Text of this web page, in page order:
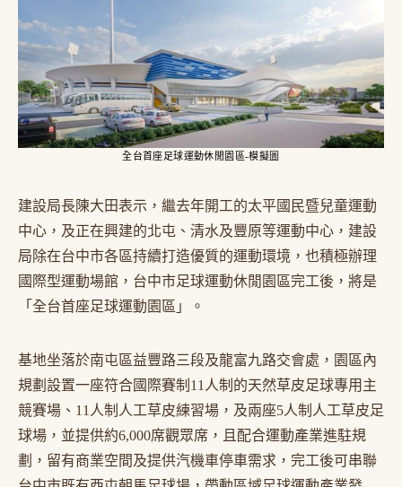
全台首座足球運動休閒園區-模擬圖
建設局長陳大田表示，繼去年開工的太平國民暨兒童運動
中心，及正在興建的北屯、清水及豐原等運動中心，建設
局除在台中市各區持續打造優質的運動環境，也積極辦理
國際型運動場館，台中市足球運動休閒園區完工後，將是
「全台首座足球運動園區」。
基地坐落於南屯區益豐路三段及龍富九路交會處，園區內
規劃設置一座符合國際賽制11人制的天然草皮足球專用主
競賽場、11人制人工草皮練習場，及兩座5人制人工草皮足
球場，並提供約6,000席觀眾席，且配合運動產業進駐規
劃，留有商業空間及提供汽機車停車需求，完工後可串聯